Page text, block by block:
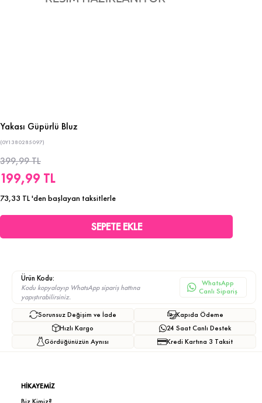
Yakası Güpürlü Bluz
(0Y1380285097)
399,99 TL
199,99 TL
73,33 TL'den başlayan taksitlerle
Ürün Kodu:
Kodu kopyalayıp WhatsApp sipariş hattına
yapıştırabilirsiniz.
WhatsApp
Canlı Sipariş
Sorunsuz Değişim ve İade
Hızlı Kargo
Gördüğünüzün Aynısı
Kapıda Ödeme
24 Saat Canlı Destek
Kredi Kartına 3 Taksit
HİKAYEMİZ
Biz Kimiz?